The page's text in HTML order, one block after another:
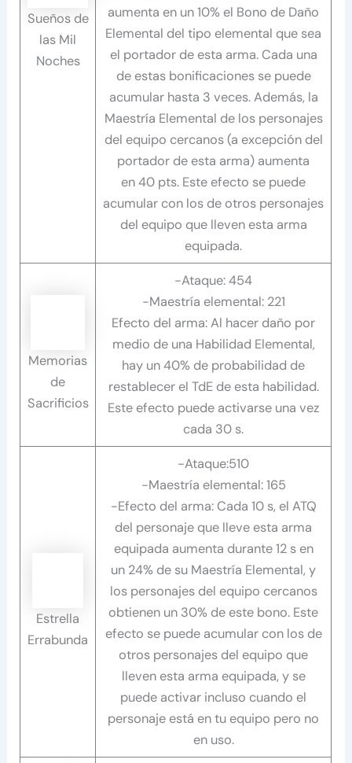
Sueños de
las Mil
Noches
aumenta en un 10% el Bono de Daño
Elemental del tipo elemental que sea
el portador de esta arma. Cada una
de estas bonificaciones se puede
acumular hasta 3 veces. Además, la
Maestría Elemental de los personajes
del equipo cercanos (a excepción del
portador de esta arma) aumenta
en 40 pts. Este efecto se puede
acumular con los de otros personajes
del equipo que lleven esta arma
equipada.
Memorias
de
Sacrificios
-Ataque: 454
-Maestría elemental: 221
Efecto del arma: Al hacer daño por
medio de una Habilidad Elemental,
hay un 40% de probabilidad de
restablecer el TdE de esta habilidad.
Este efecto puede activarse una vez
cada 30 s.
Estrella
Errabunda
-Ataque:510
-Maestría elemental: 165
-Efecto del arma: Cada 10 s, el ATQ
del personaje que lleve esta arma
equipada aumenta durante 12 s en
un 24% de su Maestría Elemental, y
los personajes del equipo cercanos
obtienen un 30% de este bono. Este
efecto se puede acumular con los de
otros personajes del equipo que
lleven esta arma equipada, y se
puede activar incluso cuando el
personaje está en tu equipo pero no
en uso.